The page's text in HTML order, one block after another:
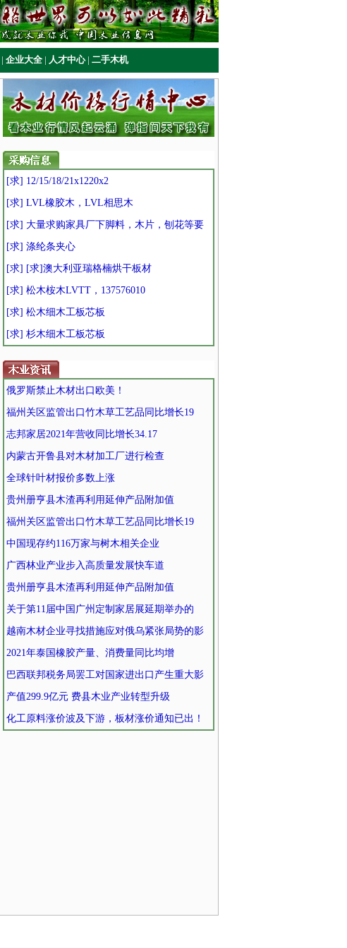
| 企业大全 | 人才中心 | 二手木机
[求] 12/15/18/21x1220x2
[求] LVL橡胶木，LVL相思木
[求] 大量求购家具厂下脚料，木片，刨花等要
[求] 涤纶条夹心
[求] [求]澳大利亚瑞格楠烘干板材
[求] 松木桉木LVTT，137576010
[求] 松木细木工板芯板
[求] 杉木细木工板芯板
俄罗斯禁止木材出口欧美！
福州关区监管出口竹木草工艺品同比增长19
志邦家居2021年营收同比增长34.17
内蒙古开鲁县对木材加工厂进行检查
全球针叶材报价多数上涨
贵州册亨县木渣再利用延伸产品附加值
福州关区监管出口竹木草工艺品同比增长19
中国现存约116万家与树木相关企业
广西林业产业步入高质量发展快车道
贵州册亨县木渣再利用延伸产品附加值
关于第11届中国广州定制家居展延期举办的
越南木材企业寻找措施应对俄乌紧张局势的影
2021年泰国橡胶产量、消费量同比均增
巴西联邦税务局罢工对国家进出口产生重大影
产值299.9亿元 费县木业产业转型升级
化工原料涨价波及下游，板材涨价通知已出！